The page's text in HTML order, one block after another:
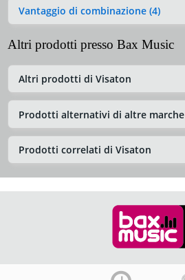
Vantaggio di combinazione (4)
Altri prodotti presso Bax Music
Altri prodotti di Visaton
Prodotti alternativi di altre marche
Prodotti correlati di Visaton